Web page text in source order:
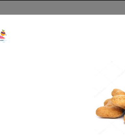
MÉDAILLE - PET ID